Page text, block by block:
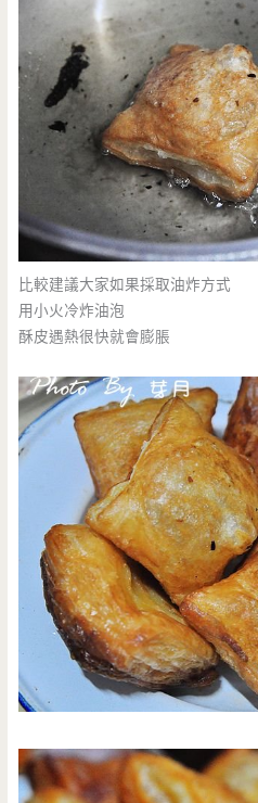
比較建議大家如果採取油炸方式
用小火冷炸油泡
酥皮遇熱很快就會膨脹